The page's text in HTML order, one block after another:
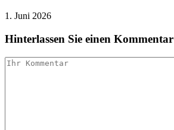
1. Juni 2026
Hinterlassen Sie einen Kommentar